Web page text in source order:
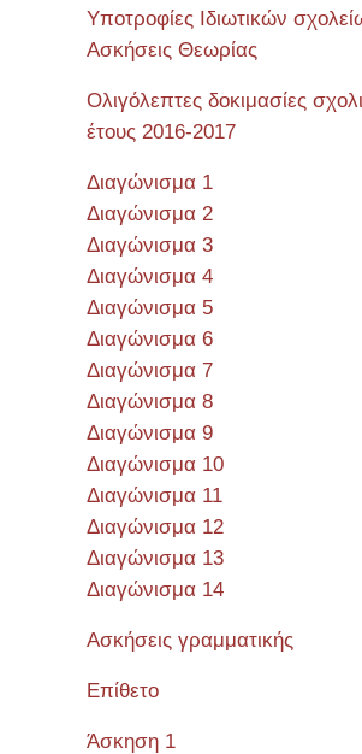
Υποτροφίες Ιδιωτικών
Ασκήσεις Θεωρίας
Ολιγόλεπτες δοκιμασίες
έτους 2016-2017
Διαγώνισμα 1
Διαγώνισμα 2
Διαγώνισμα 3
Διαγώνισμα 4
Διαγώνισμα 5
Διαγώνισμα 6
Διαγώνισμα 7
Διαγώνισμα 8
Διαγώνισμα 9
Διαγώνισμα 10
Διαγώνισμα 11
Διαγώνισμα 12
Διαγώνισμα 13
Διαγώνισμα 14
Ασκήσεις γραμματικής
Επίθετο
Άσκηση 1